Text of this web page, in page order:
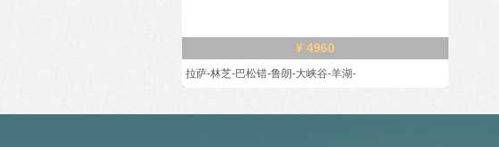
¥ 4960
拉萨-林芝-巴松错-鲁朗-大峡谷-羊湖-